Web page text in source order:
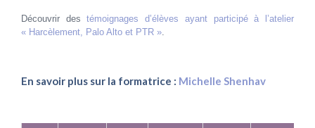
Découvrir destémoignages d’élèves ayant participé à l’atelier
« Harcèlement, Palo Alto et PTR »
En savoir plus sur la formatrice : Michelle Shenhav